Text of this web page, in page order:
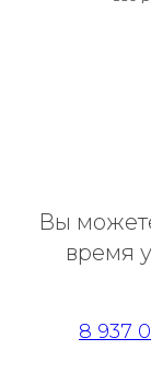
Вы
время
8 937